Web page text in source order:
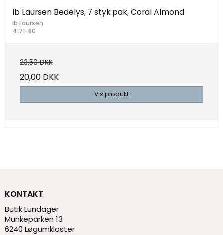
Ib Laursen Bedelys, 7 styk pak, Coral Almond
Ib Laursen
4171-80
23,50 DKK
20,00 DKK
Vis produkt
KONTAKT
Butik Lundager
Munkeparken 13
6240 Løgumkloster